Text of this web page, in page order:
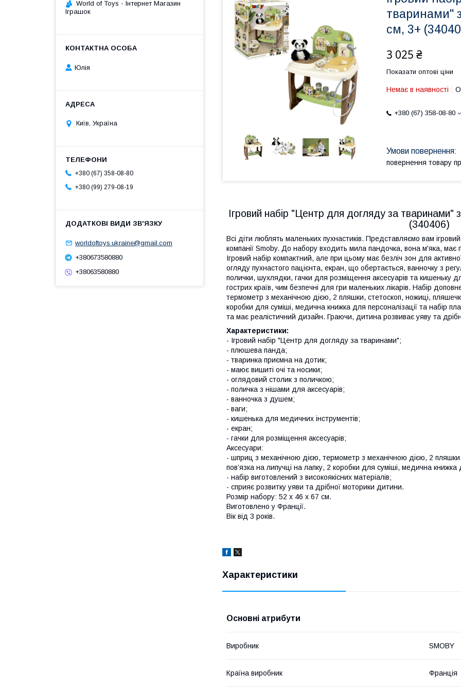
тваринами"
см, 3+
3 025 ₴
Показати оптові ціни
Немає в наявності
+380 (67) 358-08-80
повернення товару
Ігровий набір "Центр для догляду за
(340406)
Всі діти люблять маленьких пухнастиків. Представляємо вам
компанії Smoby. До набору входить мила пандочка, вона м'яка, має
Ігровий набір компактний, але при цьому має безліч зон для
огляду пухнастого пацієнта, екран, що обертається, ванночку з
полички, шухлядки, гачки для розміщення аксесуарів та кишеньку
гострих країв, чим безпечні для гри маленьких лікарів. Набір
термометр з механічною дією, 2 пляшки, стетоскоп, ножиці,
коробки для суміші, медична книжка для персоналізації та набір
та має реалістичний дизайн. Граючи, дитина розвиває уяву та
Характеристики:
- Ігровий набір "Центр для догляду за тваринами";
- плюшева панда;
- тваринка приємна на дотик;
- маює вишиті очі та носики;
- оглядовий столик з поличкою;
- поличка з нішами для аксесуарів;
- ванночка з душем;
- ваги;
- кишенька для медичних інструментів;
- екран;
- гачки для розміщення аксесуарів;
Аксесуари:
- шприц з механічною дією, термометр з механічною дією, 2
пов’язка на липучці на лапку, 2 коробки для суміші, медична книжка
- набір виготовлений з високоякісних матеріалів;
- сприяє розвитку уяви та дрібної моторики дитини.
Розмір набору: 52 х 46 х 67 см.
Виготовлено у Франції.
Вік від 3 років.
Характеристики
Основні атрибути
Виробник SMOBY
Країна виробник Франція
World of Toys - Інтернет Магазин
Іграшок
Юлія
Київ, Україна
+380 (67) 358-08-80
+380 (99) 279-08-19
worldoftoys.ukraine@gmail.com
+380673580880
+38063580880